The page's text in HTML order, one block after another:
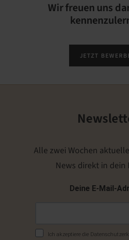
Wir freuen uns
JETZT
Alle zwei Wochen
News direkt in dein
Deine E-Mail-
Ich akzeptiere die